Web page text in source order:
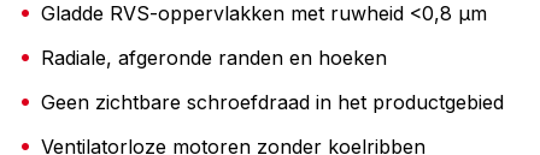
Gladde RVS-oppervlakken met ruwheid <0,8 µm
Radiale, afgeronde randen en hoeken
Geen zichtbare schroefdraad in het productgebied
Ventilatorloze motoren zonder koelribben